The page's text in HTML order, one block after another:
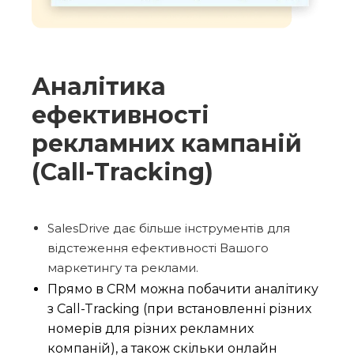
Аналітика
ефективності
рекламних кампаній
(Сall-Tracking)
SalesDrive дає більше інструментів для
відстеження ефективності Вашого
маркетингу та реклами.
Прямо в CRM можна побачити аналітику
з Call-Tracking (при встановленні різних
номерів для різних рекламних
компаній), а також скільки онлайн